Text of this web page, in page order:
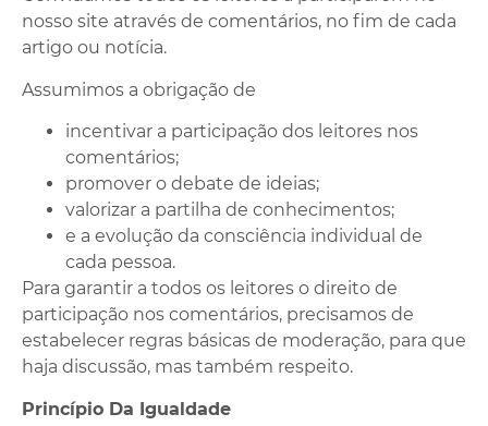
nosso site através de comentários, no fim de cada
artigo ou notícia.
Assumimos a obrigação de
incentivar a participação dos leitores nos
comentários;
promover o debate de ideias;
valorizar a partilha de conhecimentos;
e a evolução da consciência individual de
cada pessoa.
Para garantir a todos os leitores o direito de
participação nos comentários, precisamos de
estabelecer regras básicas de moderação, para que
haja discussão, mas também respeito.
Princípio Da Igualdade